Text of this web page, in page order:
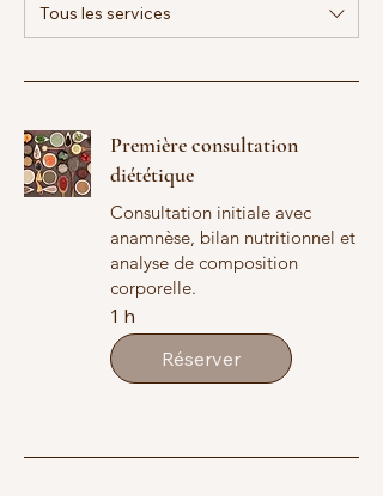
Tous les services
Première consultation
diététique
Consultation initiale avec
anamnèse, bilan nutritionnel et
analyse de composition
corporelle.
1 h
Réserver